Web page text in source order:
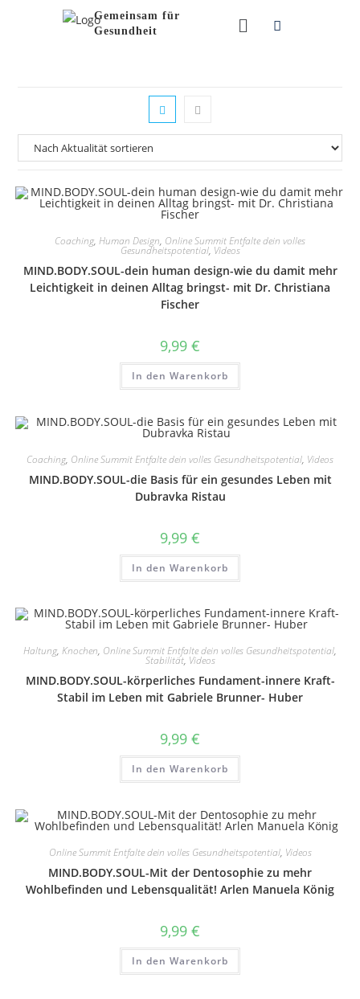
Gemeinsam für
Gesundheit
Coaching, Human Design, Online Summit Entfalte dein volles
Gesundheitspotential, Videos
MIND.BODY.SOUL-dein human design-wie du damit mehr
Leichtigkeit in deinen Alltag bringst- mit Dr. Christiana
Fischer
9,99 €
In den Warenkorb
Coaching, Online Summit Entfalte dein volles Gesundheitspotential, Videos
MIND.BODY.SOUL-die Basis für ein gesundes Leben mit
Dubravka Ristau
9,99 €
In den Warenkorb
Haltung, Knochen, Online Summit Entfalte dein volles Gesundheitspotential,
Stabilität, Videos
MIND.BODY.SOUL-körperliches Fundament-innere Kraft-
Stabil im Leben mit Gabriele Brunner- Huber
9,99 €
In den Warenkorb
Online Summit Entfalte dein volles Gesundheitspotential, Videos
MIND.BODY.SOUL-Mit der Dentosophie zu mehr
Wohlbefinden und Lebensqualität! Arlen Manuela König
9,99 €
In den Warenkorb